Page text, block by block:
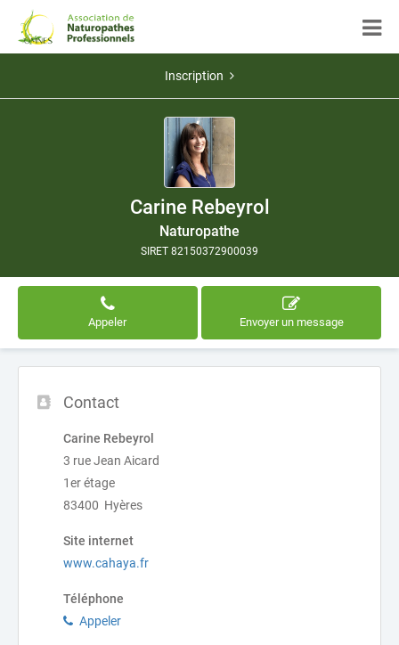
Inscription
Carine Rebeyrol
Naturopathe
SIRET 82150372900039
Appeler Envoyer un message
Contact
Carine Rebeyrol
3 rue Jean Aicard
1er étage
83400 Hyères
Site internet
www.cahaya.fr
Téléphone
Appeler